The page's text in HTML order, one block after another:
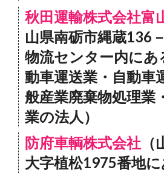
秋田運輸株式会社富
山県南砺市縄蔵136
物流センター内にあ
動車運送業・自動車
般産業廃棄物処理業
業の法人）
防府車輌株式会社
大字植松1975番地